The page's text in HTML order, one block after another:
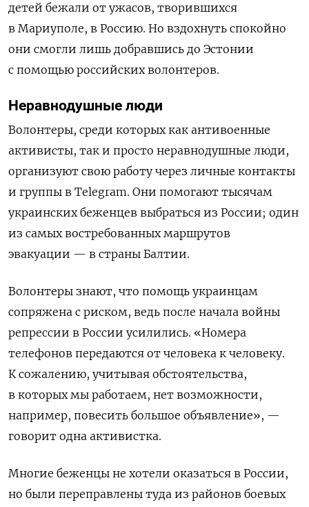
детей бежали от ужасов, творившихся
в Мариуполе, в Россию. Но вздохнуть спокойно
они смогли лишь добравшись до Эстонии
с помощью российских волонтеров.
Неравнодушные люди
Волонтеры, среди которых как антивоенные
активисты, так и просто неравнодушные люди,
организуют свою работу через личные контакты
и группы в Telegram. Они помогают тысячам
украинских беженцев выбраться из России; один
из самых востребованных маршрутов
эвакуации — в страны Балтии.
Волонтеры знают, что помощь украинцам
сопряжена с риском, ведь после начала войны
репрессии в России усилились. «Номера
телефонов передаются от человека к человеку.
К сожалению, учитывая обстоятельства,
в которых мы работаем, нет возможности,
например, повесить большое объявление», —
говорит одна активистка.
Многие беженцы не хотели оказаться в России,
но были переправлены туда из районов боевых